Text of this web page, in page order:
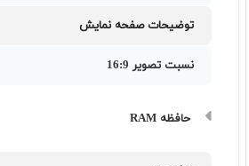
توضیحات صفحه نمایش
نسبت تصویر 16:9
حافظه RAM